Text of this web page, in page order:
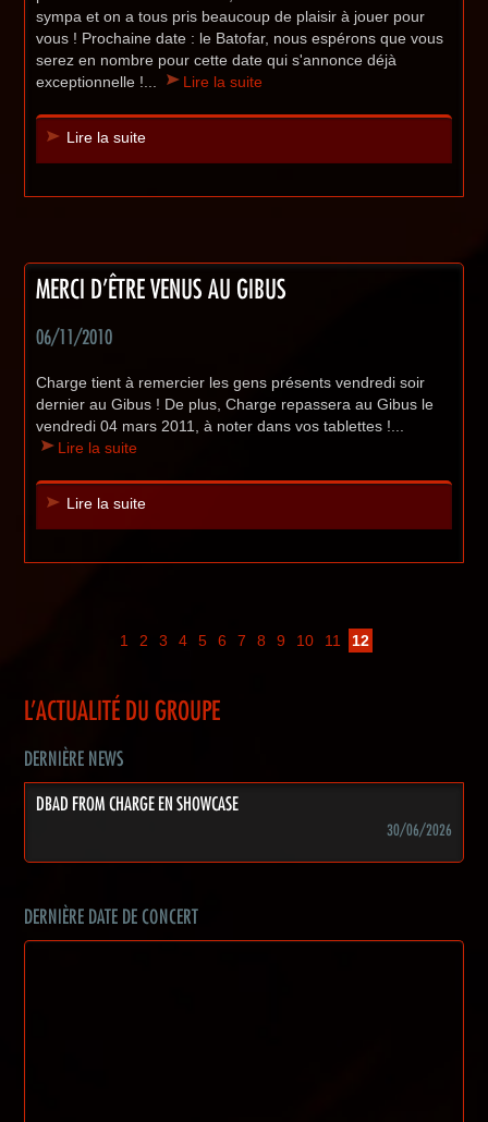
sympa et on a tous pris beaucoup de plaisir à jouer pour
vous ! Prochaine date : le Batofar, nous espérons que vous
serez en nombre pour cette date qui s'annonce déjà
exceptionnelle !...
Lire la suite
Lire la suite
MERCI D'ÊTRE VENUS AU GIBUS
06/11/2010
Charge tient à remercier les gens présents vendredi soir
dernier au Gibus ! De plus, Charge repassera au Gibus le
vendredi 04 mars 2011, à noter dans vos tablettes !...
Lire la suite
Lire la suite
1 2 3 4 5 6 7 8 9 10 11 12
L'ACTUALITÉ DU GROUPE
DERNIÈRE NEWS
DBAD FROM CHARGE EN SHOWCASE
30/06/2026
DERNIÈRE DATE DE CONCERT